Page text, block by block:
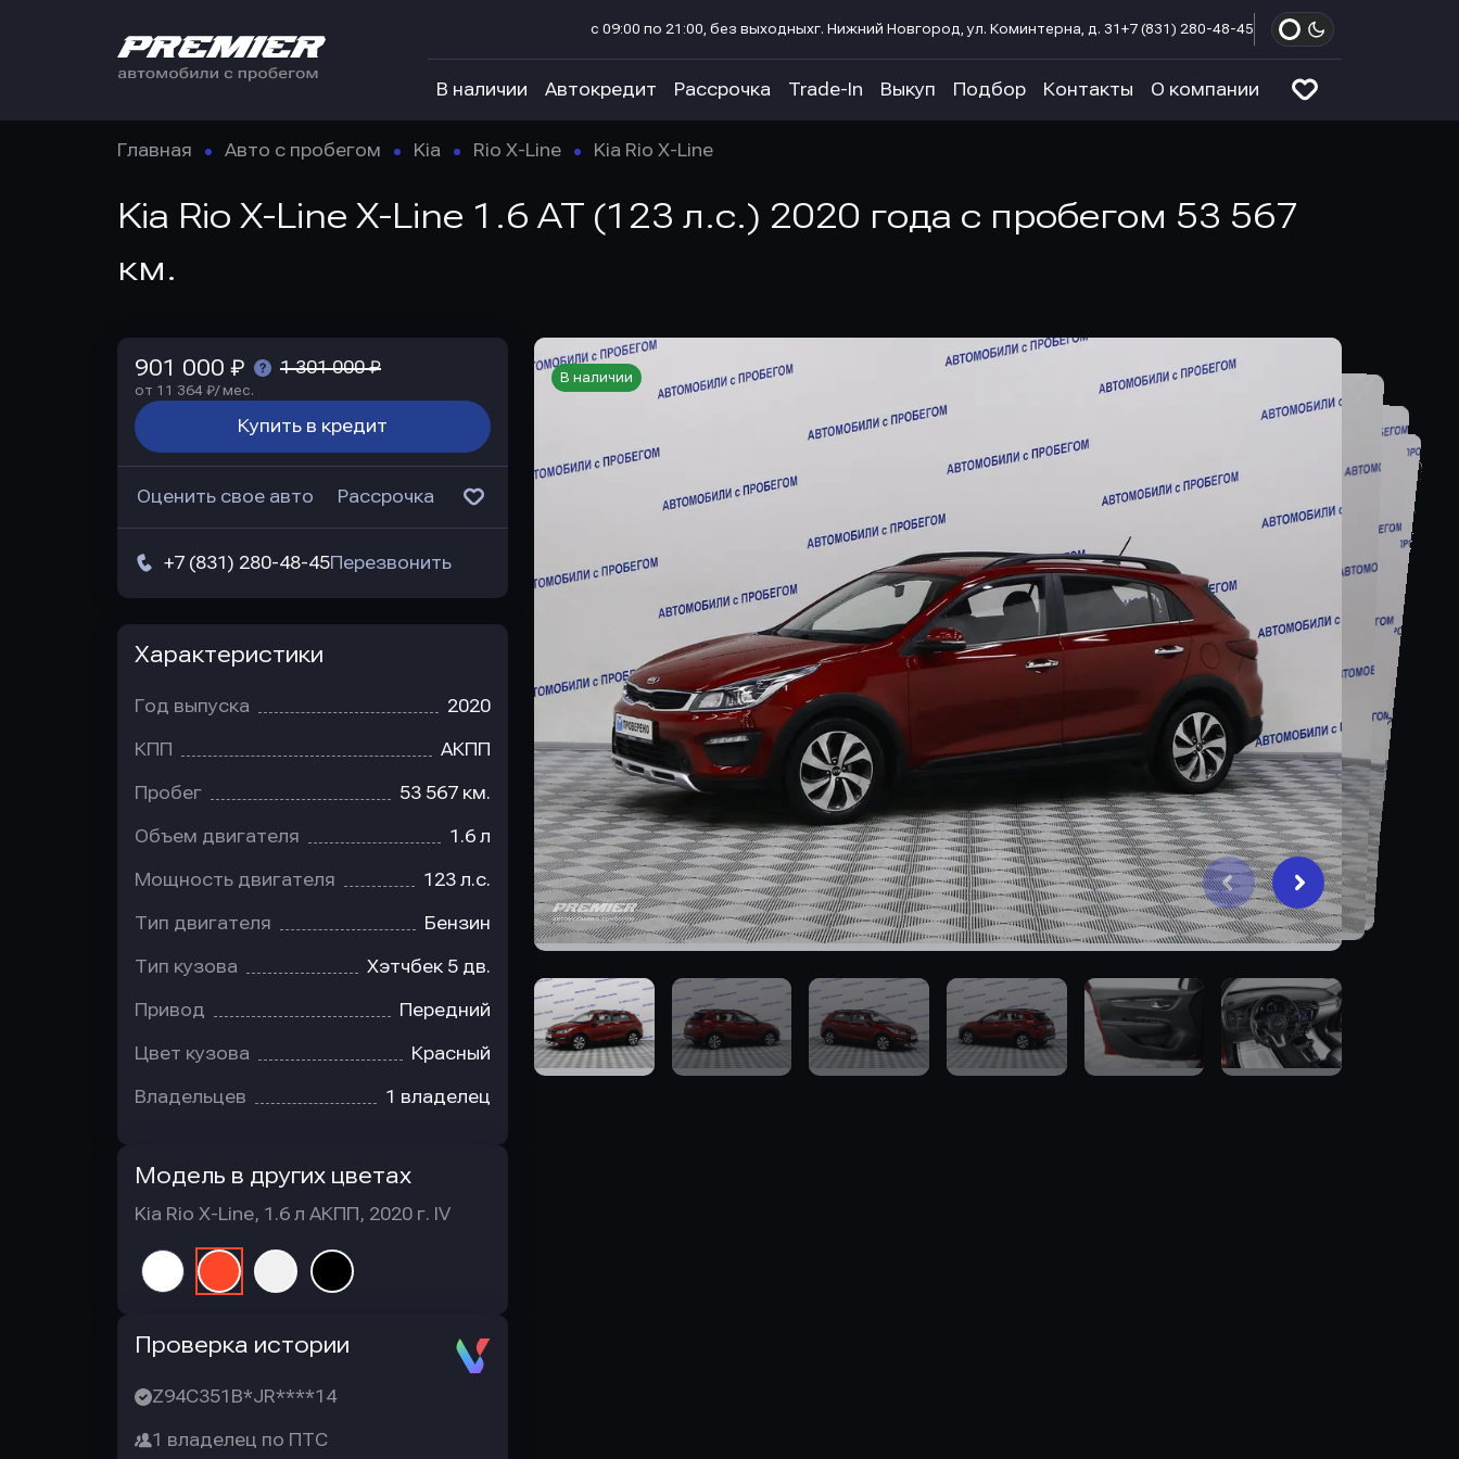
с 09:00 по 21:00, без выходныхг. Нижний Новгород, ул. Коминтерна, д. 31 +7 (831) 280-48-45
В наличии Автокредит Рассрочка Trade-In Выкуп Подбор Контакты О компании
Главная Авто с пробегом Kia Rio X-Line Kia Rio X-Line
Kia Rio X-Line X-Line 1.6 AT (123 л.с.) 2020 года с пробегом 53 567
км.
В наличии
901 000 ₽ 1 301 000 ₽
от 11 364 ₽/ мес.
Купить в кредит
Оценить свое авто Рассрочка
+7 (831) 280-48-45Перезвонить
Характеристики
Год выпуска 2020
КПП АКПП
Пробег 53 567 км.
Объем двигателя 1.6 л
Мощность двигателя 123 л.с.
Тип двигателя Бензин
Тип кузова Хэтчбек 5 дв.
Привод Передний
Цвет кузова Красный
Владельцев 1 владелец
Модель в других цветах
Kia Rio X-Line, 1.6 л АКПП, 2020 г. IV
Проверка истории
Z94C351B*JR****14
1 владелец по ПТС